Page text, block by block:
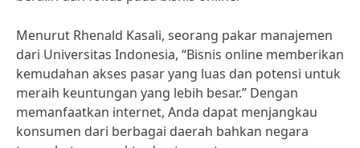
Menurut Rhenald Kasali, seorang pakar manajemen
dari Universitas Indonesia, “Bisnis online memberikan
kemudahan akses pasar yang luas dan potensi untuk
meraih keuntungan yang lebih besar.” Dengan
memanfaatkan internet, Anda dapat menjangkau
konsumen dari berbagai daerah bahkan negara